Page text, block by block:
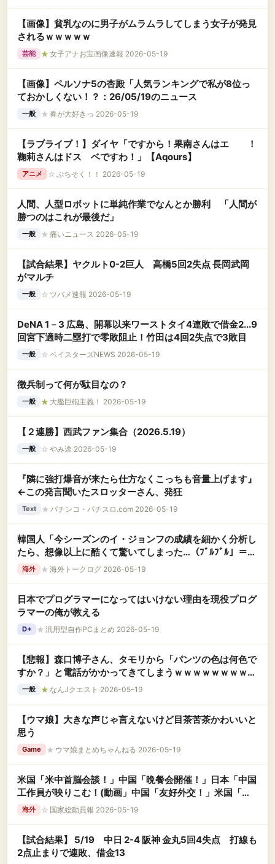
【画像】貧乳なのに男子がムラムラしてしまう女子が発見
されるｗｗｗｗｗ
芸能 ★ 女子アナお宝画像速報 2026-05-19
【画像】ペルソナ5の杏殿「人気ランキングで私が8位っ
ておかしくない！？：26/05/19のニュース
一般 ★ 春が大好きっ 2026-05-19
【ラブライブ！】ダイヤ「ですから！果南さんはエ ！
鞠莉さんはドス ベですわ！」【Aqours】
アニメ ☆ ぷちそく！！ 2026-05-19
人間、人型ロボットに単純作業でなんとか勝利 「人間が
勝つのはこれが最後だ」
一般 ★ 痛いニュース 2026-05-19
【試合結果】ヤクルト0-2巨人 高橋5回2失点 長岡武岡
がマルチ
一般 ☆ ツバメ速報 2026-05-19
DeNA 1－3 広島、開幕以来ワーストタイ4連敗で借金2...9
回宮下適時二塁打で零敗阻止！竹田は4回2失点で3敗目
一般 ☆ ベイスターズNEWS 2026-05-19
徴兵制って何が駄目なの？
一般 ★ 大艦巨砲主義！ 2026-05-19
【２連勝】西武ファン集合（2026.5.19）
一般 ☆ やみ速 2026-05-19
『隣に強打爆音が来たら仕方なくこっちも音量上げます』
←この発言聞いたスロッターさん、発狂
Text ★ パチンコ・パチスロ.com 2026-05-19
韓国人「今シーズンのイ・ジョンフの成績を細かく分析し
たら、想像以上に酷くて驚いてしまった…（ﾌﾞﾙﾌﾞﾙ」＝韓
国の反応
海外 ★ 海外トークログ 2026-05-19
日本でプログラマーになってはいけない理由を現役プログ
ラマーの俺が教える
D+ ★ 汎用型自作PCまとめ 2026-05-19
【悲報】森口博子さん、タモリから「パンツの色は何色で
すか？」と電話がかかってきてしまうｗｗｗｗｗｗｗｗｗ
ｗ
一般 ★ なんJクエスト 2026-05-19
【ウマ娘】大きな声じゃ言えないけど目茶苦茶かわいいと
思う
Game ★ ウマ娘まとめちゃんねる 2026-05-19
米国「米中首脳会談！」中国「晩餐会開催！」日本「中国
工作員が映りこむ！(動画」中国「友好外交！」米国「二
段階戦略(対中政策」台湾「米国兵器の売却期待！」→
海外 ☆ 国家総動員報 2026-05-19
【試合結果】 5/19 中日 2-4 阪神 金丸5回4失点 打線も
2点止まりで連敗、借金13